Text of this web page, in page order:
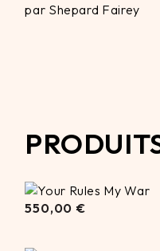
par Shepard Fairey
550,00 €